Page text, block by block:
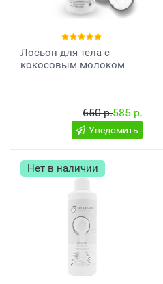
Лосьон для тела с
кокосовым молоком
650 р.585 р.
Уведомить
Нет в наличии